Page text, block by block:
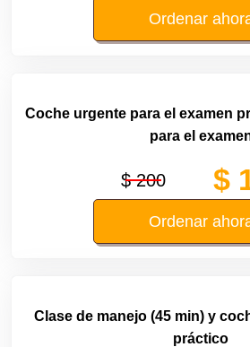
Ordenar
Coche urgente para el examen
para el
$ 200 $
Ordenar
Clase de manejo (45 min) y
práctico